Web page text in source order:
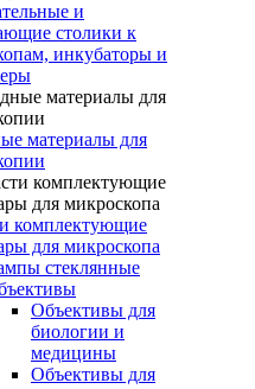
и
столики к
инкубаторы и
материалы для
комплектующие
для микроскопа
стеклянные
Объективы для
биологии и
медицины
Объективы для